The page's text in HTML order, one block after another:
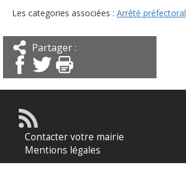
Les categories associées : Arrêté préfectoral
Partager :
Contacter votre mairie
Mentions légales